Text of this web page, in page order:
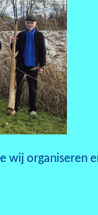
wij organiseren